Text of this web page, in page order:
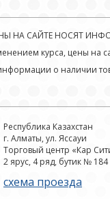
НА САЙТЕ НОСЯТ
курса, цены на
о наличии
Республика Казахстан
г. Алматы, ул. Яссауи
Торговый центр «Кар
2 ярус, 4 ряд, бутик № 184
схема проезда